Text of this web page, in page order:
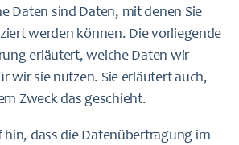
Daten sind Daten, mit denen Sie
werden können. Die vorliegende
erläutert, welche Daten wir
wir sie nutzen. Sie erläutert auch,
Zweck das geschieht.
hin, dass die Datenübertragung im